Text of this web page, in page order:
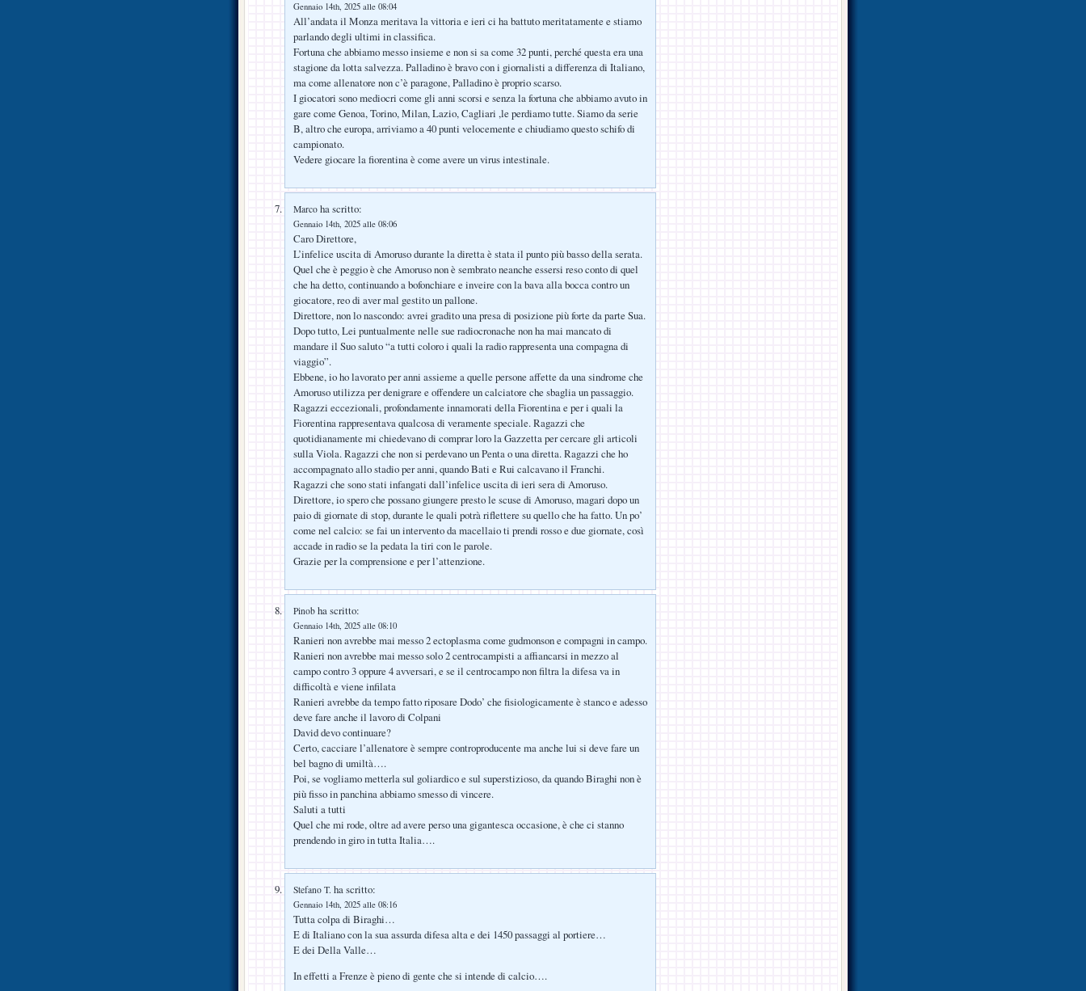
Gennaio 14th, 2025 alle 08:04
All’andata il Monza meritava la vittoria e ieri ci ha battuto meritatamente e stiamo
parlando degli ultimi in classifica.
Fortuna che abbiamo messo insieme e non si sa come 32 punti, perché questa era una
stagione da lotta salvezza. Palladino è bravo con i giornalisti a differenza di Italiano,
ma come allenatore non c’è paragone, Palladino è proprio scarso.
I giocatori sono mediocri come gli anni scorsi e senza la fortuna che abbiamo avuto in
gare come Genoa, Torino, Milan, Lazio, Cagliari ,le perdiamo tutte. Siamo da serie
B, altro che europa, arriviamo a 40 punti velocemente e chiudiamo questo schifo di
campionato.
Vedere giocare la fiorentina è come avere un virus intestinale.
Marco ha scritto:
Gennaio 14th, 2025 alle 08:06
Caro Direttore,
L’infelice uscita di Amoruso durante la diretta è stata il punto più basso della serata.
Quel che è peggio è che Amoruso non è sembrato neanche essersi reso conto di quel
che ha detto, continuando a bofonchiare e inveire con la bava alla bocca contro un
giocatore, reo di aver mal gestito un pallone.
Direttore, non lo nascondo: avrei gradito una presa di posizione più forte da parte Sua.
Dopo tutto, Lei puntualmente nelle sue radiocronache non ha mai mancato di
mandare il Suo saluto “a tutti coloro i quali la radio rappresenta una compagna di
viaggio”.
Ebbene, io ho lavorato per anni assieme a quelle persone affette da una sindrome che
Amoruso utilizza per denigrare e offendere un calciatore che sbaglia un passaggio.
Ragazzi eccezionali, profondamente innamorati della Fiorentina e per i quali la
Fiorentina rappresentava qualcosa di veramente speciale. Ragazzi che
quotidianamente mi chiedevano di comprar loro la Gazzetta per cercare gli articoli
sulla Viola. Ragazzi che non si perdevano un Penta o una diretta. Ragazzi che ho
accompagnato allo stadio per anni, quando Bati e Rui calcavano il Franchi.
Ragazzi che sono stati infangati dall’infelice uscita di ieri sera di Amoruso.
Direttore, io spero che possano giungere presto le scuse di Amoruso, magari dopo un
paio di giornate di stop, durante le quali potrà riflettere su quello che ha fatto. Un po’
come nel calcio: se fai un intervento da macellaio ti prendi rosso e due giornate, così
accade in radio se la pedata la tiri con le parole.
Grazie per la comprensione e per l’attenzione.
Pinob ha scritto:
Gennaio 14th, 2025 alle 08:10
Ranieri non avrebbe mai messo 2 ectoplasma come gudmonson e compagni in campo.
Ranieri non avrebbe mai messo solo 2 centrocampisti a affiancarsi in mezzo al
campo contro 3 oppure 4 avversari, e se il centrocampo non filtra la difesa va in
difficoltà e viene infilata
Ranieri avrebbe da tempo fatto riposare Dodo’ che fisiologicamente è stanco e adesso
deve fare anche il lavoro di Colpani
David devo continuare?
Certo, cacciare l’allenatore è sempre controproducente ma anche lui si deve fare un
bel bagno di umiltà….
Poi, se vogliamo metterla sul goliardico e sul superstizioso, da quando Biraghi non è
più fisso in panchina abbiamo smesso di vincere.
Saluti a tutti
Quel che mi rode, oltre ad avere perso una gigantesca occasione, è che ci stanno
prendendo in giro in tutta Italia….
Stefano T. ha scritto:
Gennaio 14th, 2025 alle 08:16
Tutta colpa di Biraghi…
E di Italiano con la sua assurda difesa alta e dei 1450 passaggi al portiere…
E dei Della Valle…
In effetti a Frenze è pieno di gente che si intende di calcio….